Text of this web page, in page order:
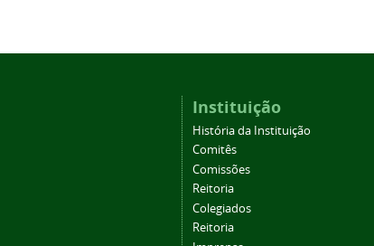
Instituição
História da Instituição
Comitês
Comissões
Reitoria
Colegiados
Reitoria